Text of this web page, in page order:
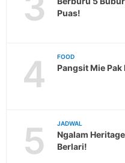
Puas!
4 FOOD
Pangsit Mie
5 JADWAL
Ngalam
Berlari!